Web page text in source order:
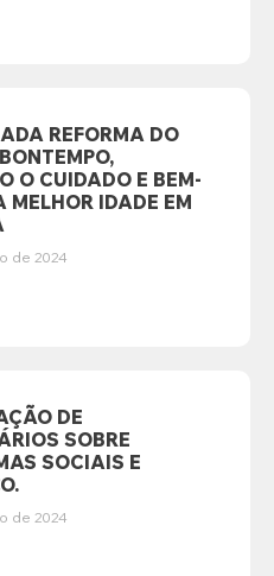
REFORMA DO
O CUIDADO E BEM-
MELHOR IDADE EM
de 2024
DE
SOBRE
SOCIAIS E
de 2024